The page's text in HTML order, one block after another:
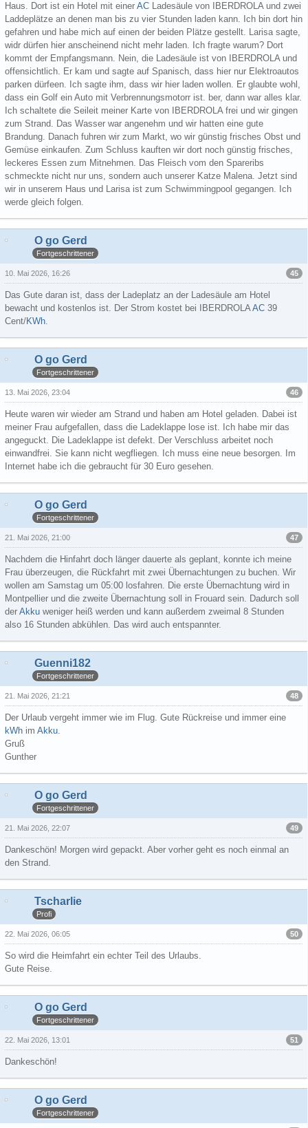
Haus. Dort ist ein Hotel mit einer AC Ladesäule von IBERDROLA und zwei
Laddeplätze an denen man bis zu vier Stunden laden kann. Ich bin dort hin
gefahren und habe mich auf einen der beiden Plätze gestellt. Larisa sagte,
widr dürfen hier anscheinend nicht mehr laden. Ich fragte warum? Dort
kommt der Empfangsmann. Nein, die Ladesäule ist von IBERDROLA und
offensichtlich. Er kam und sagte auf Spanisch, dass hier nur Elektroautos
parken dürfeen. Ich sagte ihm, dass wir hier laden wollen. Er glaubte wohl,
dass ein Golf ein Auto mit Verbrennungsmotorr ist. ber, dann war alles klar.
Ich schaltete die Seileit meiner Karte von IBERDROLA frei und wir gingen
zum Strand. Das Wasser war angenehm und wir hatten eine gute
Brandung. Danach fuhren wir zum Markt, wo wir günstig frisches Obst und
Gemüse einkaufen. Zum Schluss kauften wir dort noch günstig frisches,
leckeres Essen zum Mitnehmen. Das Fleisch vom den Spareribs
schmeckte nicht nur uns, sondern auch unserer Katze Malena. Jetzt sind
wir in unserem Haus und Larisa ist zum Schwimmingpool gegangen. Ich
werde gleich folgen.
O go Gerd
Fortgeschrittener
45
10. Mai 2026, 16:26
Das Gute daran ist, dass der Ladeplatz an der Ladesäule am Hotel
bewacht und kostenlos ist. Der Strom kostet bei IBERDROLAAC 39
Cent/KWh.
O go Gerd
Fortgeschrittener
46
13. Mai 2026, 23:04
Heute waren wir wieder am Strand und haben am Hotel geladen. Dabei ist
meiner Frau aufgefallen, dass die Ladeklappe lose ist. Ich habe mir das
angeguckt. Die Ladeklappe ist defekt. Der Verschluss arbeitet noch
einwandfrei. Sie kann nicht wegfliegen. Ich muss eine neue besorgen. Im
Internet habe ich die gebraucht für 30 Euro gesehen.
O go Gerd
Fortgeschrittener
47
21. Mai 2026, 21:00
Nachdem die Hinfahrt doch länger dauerte als geplant, konnte ich meine
Frau überzeugen, die Rückfahrt mit zwei Übernachtungen zu buchen. Wir
wollen am Samstag um 05:00 losfahren. Die erste Übernachtung wird in
Montpellier und die zweite Übernachtung soll in Frouard sein. Dadurch soll
der Akku weniger heiß werden und kann außerdem zweimal 8 Stunden
also 16 Stunden abkühlen. Das wird auch entspannter.
Guenni182
Fortgeschrittener
48
21. Mai 2026, 21:21
Der Urlaub vergeht immer wie im Flug. Gute Rückreise und immer eine
kWh im Akku.
Gruß
Gunther
O go Gerd
Fortgeschrittener
49
21. Mai 2026, 22:07
Dankeschön! Morgen wird gepackt. Aber vorher geht es noch einmal an
den Strand.
Tscharlie
Profi
50
22. Mai 2026, 06:05
So wird die Heimfahrt ein echter Teil des Urlaubs.
Gute Reise.
O go Gerd
Fortgeschrittener
51
22. Mai 2026, 13:01
Dankeschön!
O go Gerd
Fortgeschrittener